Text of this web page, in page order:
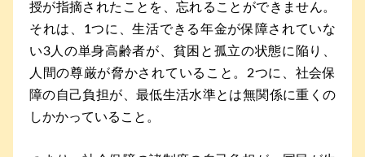
授が指摘されたことを、忘れることができません。
それは、1つに、生活できる年金が保障されていな
い3人の単身高齢者が、貧困と孤立の状態に陥り、
人間の尊厳が脅かされていること。2つに、社会保
障の自己負担が、最低生活水準とは無関係に重くの
しかかっていること。